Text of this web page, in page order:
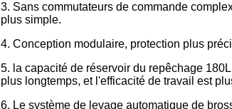
3. Sans commutateurs de commande
plus simple.
4. Conception modulaire, protection plus
5. la capacité de réservoir du repêchage
plus longtemps, et l'efficacité de travail est
6. Le système de levage automatique de